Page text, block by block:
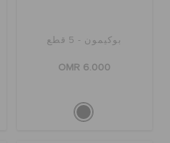
بوكيمون - 5 قطع
OMR 6.000